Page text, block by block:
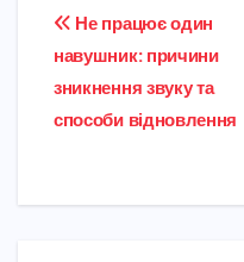
Навігація
записів
Не працює один
навушник: причини
зникнення звуку та
способи відновлення